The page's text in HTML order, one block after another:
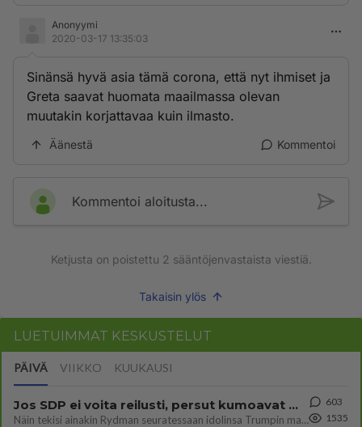
Anonyymi
2020-03-17 13:35:03
Sinänsä hyvä asia tämä corona, että nyt ihmiset ja
Greta saavat huomata maailmassa olevan
muutakin korjattavaa kuin ilmasto.
Äänestä Kommentoi
Kommentoi aloitusta...
Ketjusta on poistettu 2 sääntöjenvastaista viestiä.
Takaisin ylös
LUETUIMMAT KESKUSTELUT
PÄIVÄ VIIKKO KUUKAUSI
Jos SDP ei voita reilusti, persut kumoavat demokratian Suomesta
Näin tekisi ainakin Rydman seuratessaan idolinsa Trumpin mallia https://www.is.fi/politiikka/art-2000012187244.html
603
1535